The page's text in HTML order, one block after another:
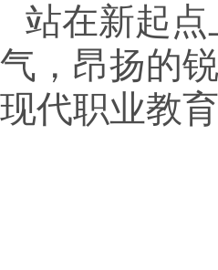
站在新起
气，昂扬的
现代职业教